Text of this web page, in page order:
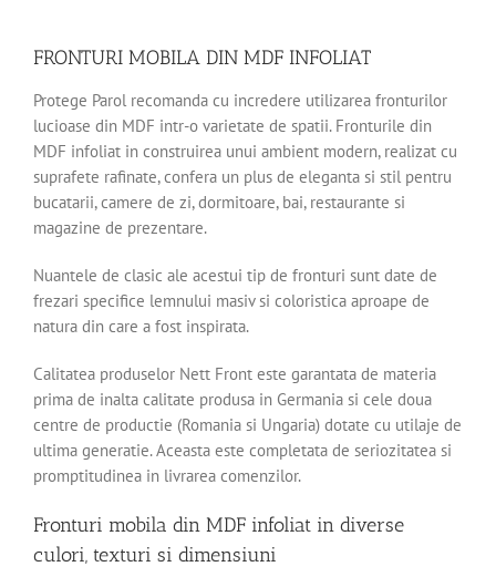
FRONTURI MOBILA DIN MDF INFOLIAT
Protege Parol recomanda cu incredere utilizarea fronturilor
lucioase din MDF intr-o varietate de spatii. Fronturile din
MDF infoliat in construirea unui ambient modern, realizat cu
suprafete rafinate, confera un plus de eleganta si stil pentru
bucatarii, camere de zi, dormitoare, bai, restaurante si
magazine de prezentare.
Nuantele de clasic ale acestui tip de fronturi sunt date de
frezari specifice lemnului masiv si coloristica aproape de
natura din care a fost inspirata.
Calitatea produselor Nett Front este garantata de materia
prima de inalta calitate produsa in Germania si cele doua
centre de productie (Romania si Ungaria) dotate cu utilaje de
ultima generatie. Aceasta este completata de seriozitatea si
promptitudinea in livrarea comenzilor.
Fronturi mobila din MDF infoliat in diverse
culori, texturi si dimensiuni